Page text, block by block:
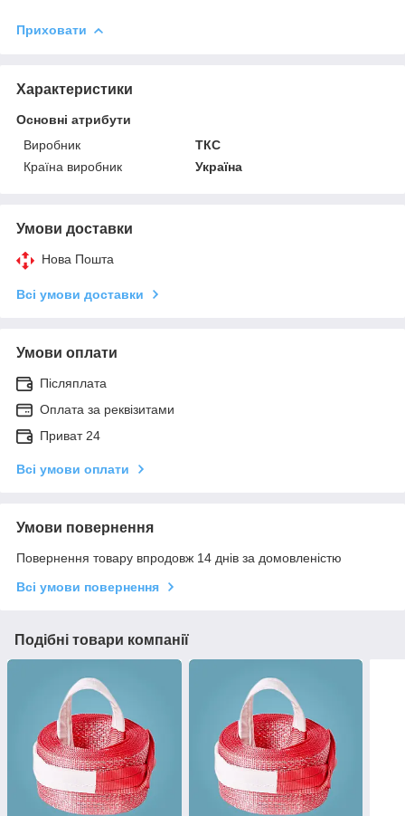
Приховати
Характеристики
Основні атрибути
Виробник
ТКС
Країна виробник
Україна
Умови доставки
Нова Пошта
Всі умови доставки
Умови оплати
Післяплата
Оплата за реквізитами
Приват 24
Всі умови оплати
Умови повернення
Повернення товару впродовж 14 днів за домовленістю
Всі умови повернення
Подібні товари компанії